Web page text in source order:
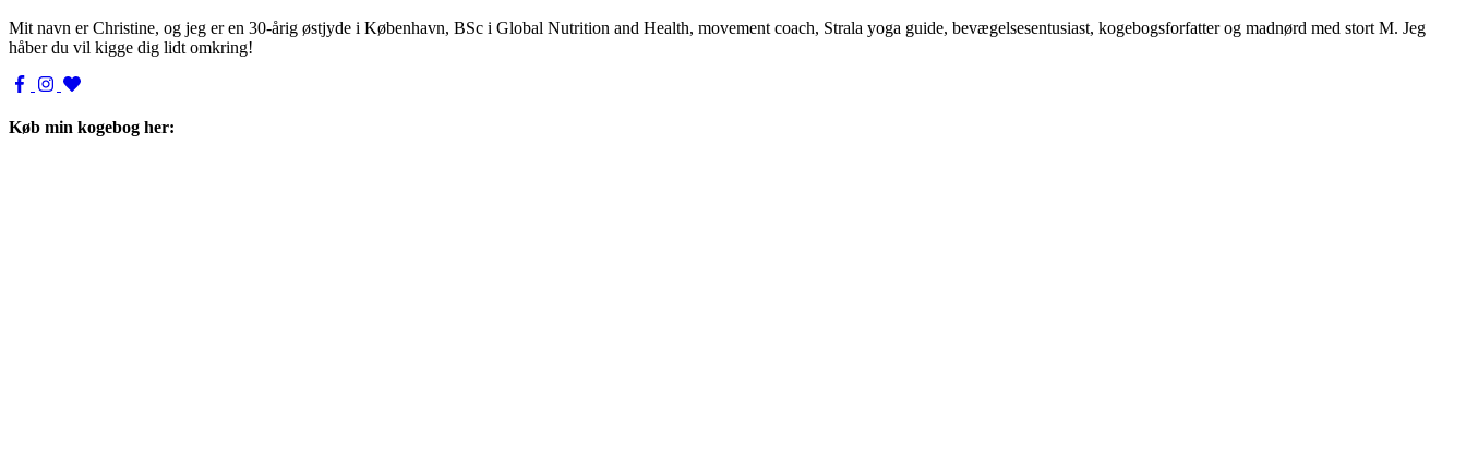
Mit navn er Christine, og jeg er en 30-årig østjyde i København, BSc i Global Nutrition and Health, movement coach, Strala yoga guide, bevægelsesentusiast, kogebogsforfatter og madnørd med stort M. Jeg
håber du vil kigge dig lidt omkring!
Køb min kogebog her: